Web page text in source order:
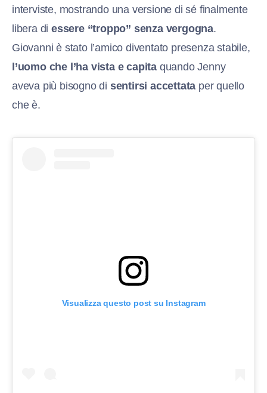
interviste, mostrando una versione di sé finalmente
libera di essere “troppo” senza vergogna.
Giovanni è stato l’amico diventato presenza stabile,
l’uomo che l’ha vista e capita quando Jenny
aveva più bisogno di sentirsi accettata per quello
che è.
Visualizza questo post su Instagram